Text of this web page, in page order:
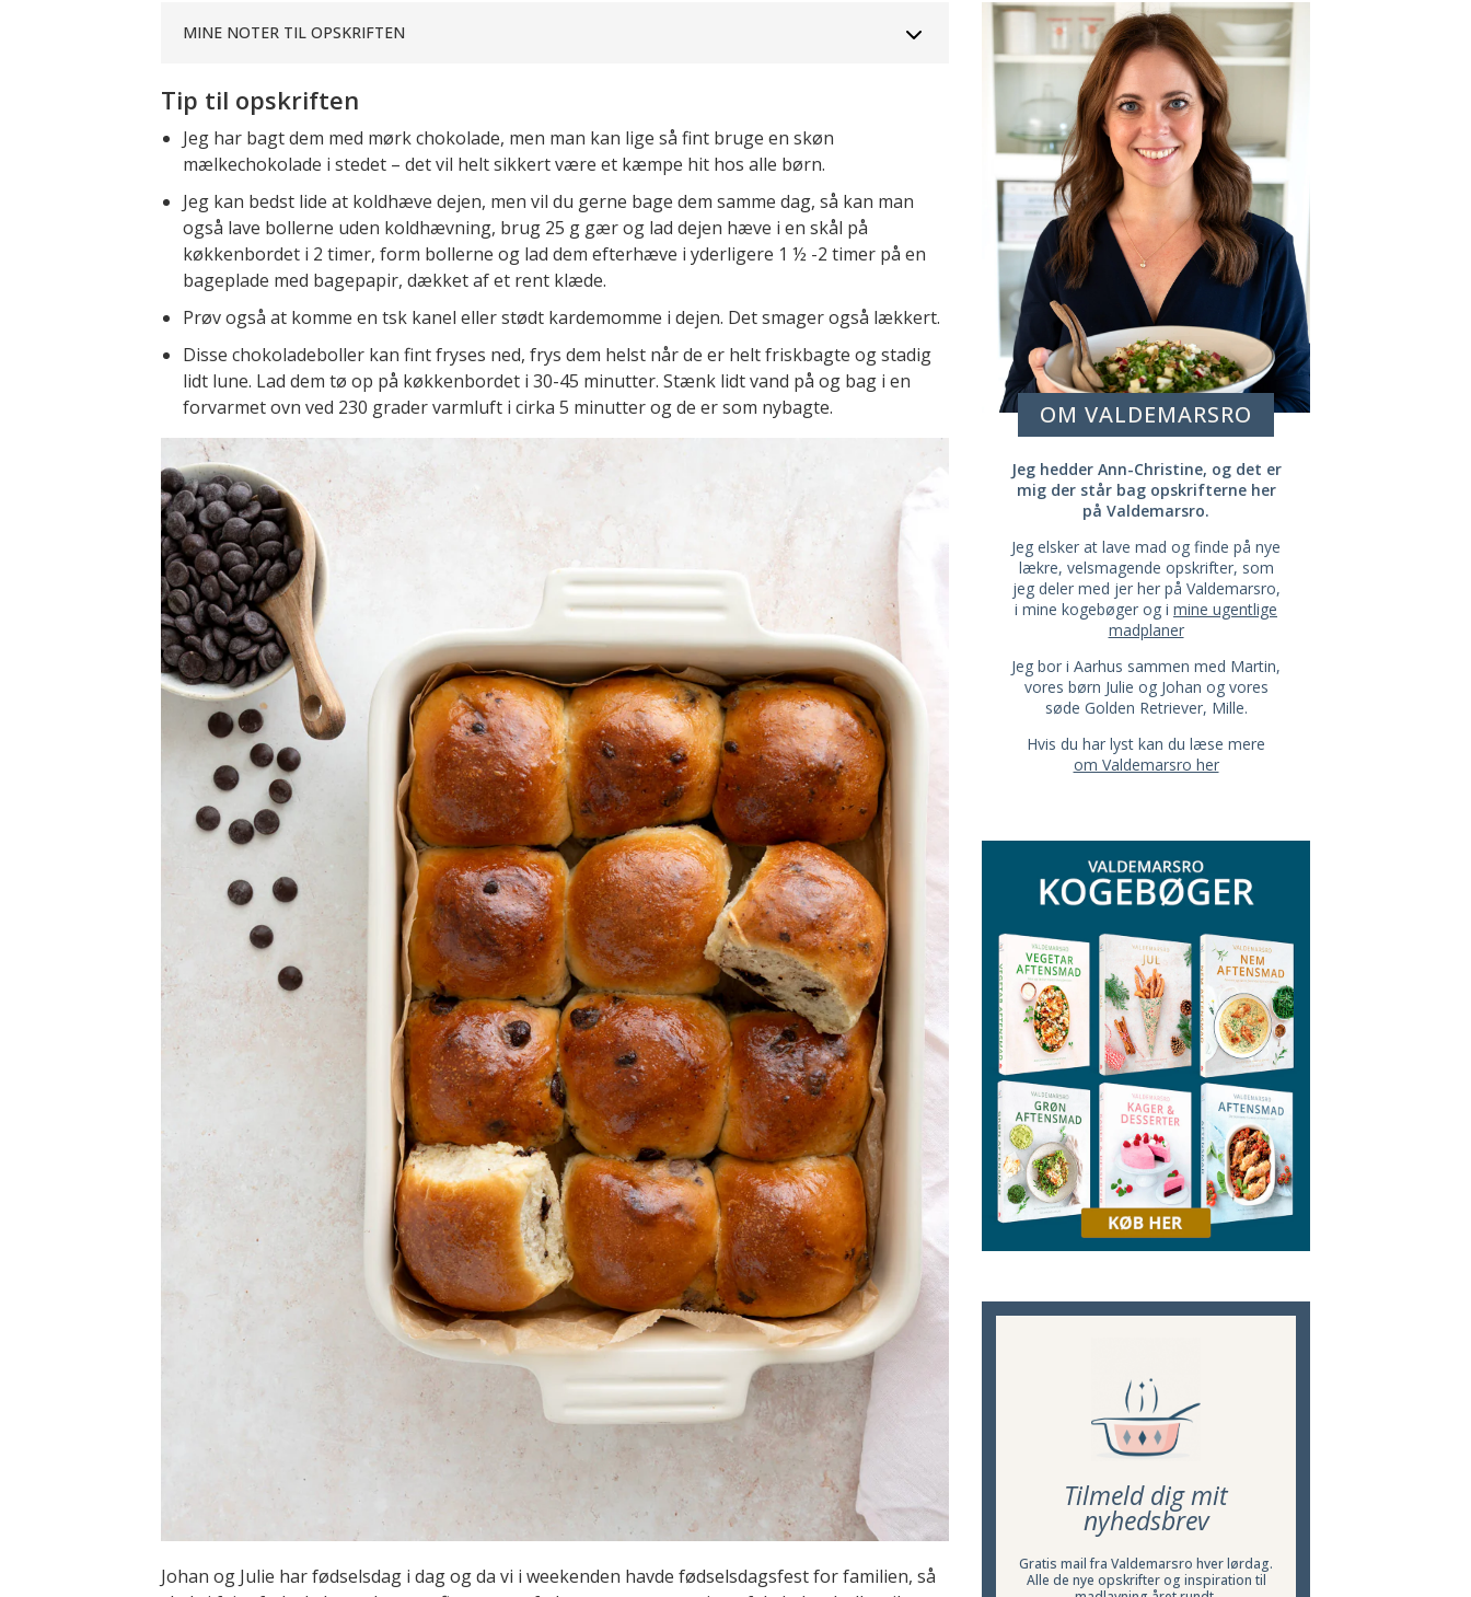
MINE NOTER TIL OPSKRIFTEN
Tip til opskriften
Jeg har bagt dem med mørk chokolade, men man kan lige så fint bruge en skøn
mælkechokolade i stedet – det vil helt sikkert være et kæmpe hit hos alle børn.
Jeg kan bedst lide at koldhæve dejen, men vil du gerne bage dem samme dag, så kan man
også lave bollerne uden koldhævning, brug 25 g gær og lad dejen hæve i en skål på
køkkenbordet i 2 timer, form bollerne og lad dem efterhæve i yderligere 1 ½ -2 timer på en
bageplade med bagepapir, dækket af et rent klæde.
Prøv også at komme en tsk kanel eller stødt kardemomme i dejen. Det smager også lækkert.
Disse chokoladeboller kan fint fryses ned, frys dem helst når de er helt friskbagte og stadig
lidt lune. Lad dem tø op på køkkenbordet i 30-45 minutter. Stænk lidt vand på og bag i en
forvarmet ovn ved 230 grader varmluft i cirka 5 minutter og de er som nybagte.
Johan og Julie har fødselsdag i dag og da vi i weekenden havde fødselsdagsfest for familien, så
OM VALDEMARSRO
Jeg hedder Ann-Christine, og det er
mig der står bag opskrifterne her
på Valdemarsro.
Jeg elsker at lave mad og finde på nye
lækre, velsmagende opskrifter, som
jeg deler med jer her på Valdemarsro,
i mine kogebøger og i mine ugentlige
madplaner
Jeg bor i Aarhus sammen med Martin,
vores børn Julie og Johan og vores
søde Golden Retriever, Mille.
Hvis du har lyst kan du læse mere
om Valdemarsro her
Tilmeld dig mit
nyhedsbrev
Gratis mail fra Valdemarsro hver lørdag.
Alle de nye opskrifter og inspiration til